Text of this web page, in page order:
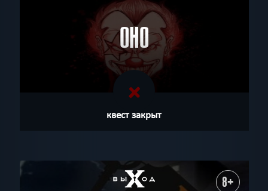
ОНО
квест закрыт
8+